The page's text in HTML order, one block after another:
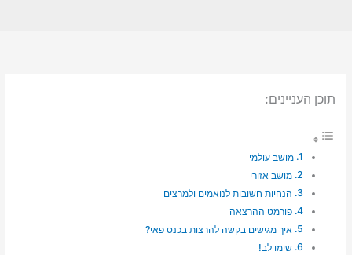
תוכן העניינים:
מושב עולמי
מושב אזורי
הנחיות חשובות לנואמים ולמרצים
פורמט ההרצאה
איך מגישים בקשה להרצות בכנס פאי?
שימו לב!